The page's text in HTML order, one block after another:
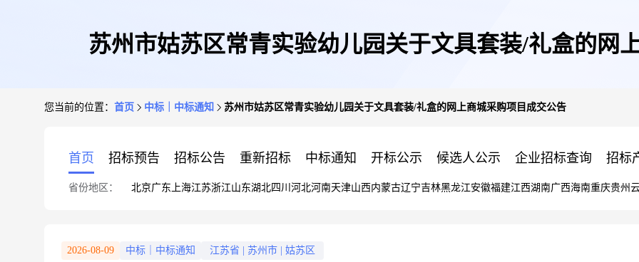
苏州市姑苏区常青实验幼儿园关于文具套装/礼盒的网
您当前的位置： 首页 中标｜中标通知 苏州市姑苏区常青实验幼儿园关于文具套装/礼盒的网上商城采购项目成交公告
首页 招标预告 招标公告 重新招标 中标通知 开标公示 候选人公示 企业招标查询 招标
省份地区： 北京广东 上海江苏浙江山东湖北四川 河北河南天津山西内蒙古辽宁吉林黑龙江安徽福建江西湖南广西海南重庆贵州
2026-08-09 中标｜中标通知 江苏省 苏州市 姑苏区